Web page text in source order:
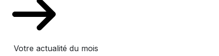
Votre actualité du mois